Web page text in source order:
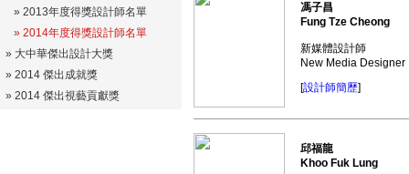
» 2013年度得獎設計師名單
» 2014年度得獎設計師名單
» 大中華傑出設計大獎
» 2014 傑出成就獎
» 2014 傑出視藝貢獻獎
馮子昌
Fung Tze Cheong
新媒體設計師
New Media Designer
[設計師簡歷]
邱福龍
Khoo Fuk Lung